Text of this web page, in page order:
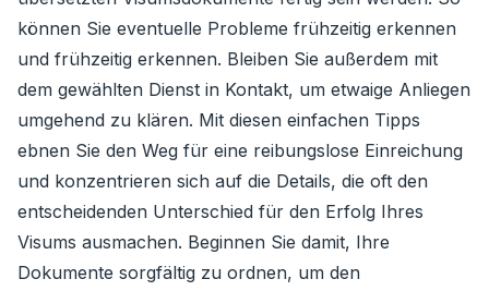
können Sie eventuelle Probleme frühzeitig erkennen
und frühzeitig erkennen. Bleiben Sie außerdem mit
dem gewählten Dienst in Kontakt, um etwaige Anliegen
umgehend zu klären. Mit diesen einfachen Tipps
ebnen Sie den Weg für eine reibungslose Einreichung
und konzentrieren sich auf die Details, die oft den
entscheidenden Unterschied für den Erfolg Ihres
Visums ausmachen. Beginnen Sie damit, Ihre
Dokumente sorgfältig zu ordnen, um den